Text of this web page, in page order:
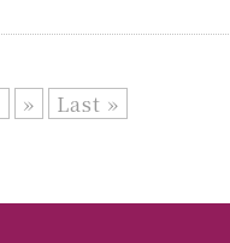
» Last »